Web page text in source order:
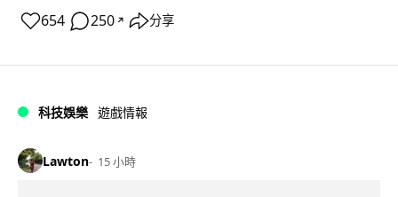
654 250 ↗ 分享
科技娛樂 遊戲情報
Lawton 15 小時